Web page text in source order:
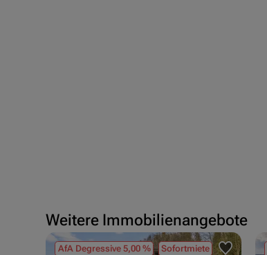
Weitere Immobilienangebote
AfA Degressive 5,00 % Sofortmiete